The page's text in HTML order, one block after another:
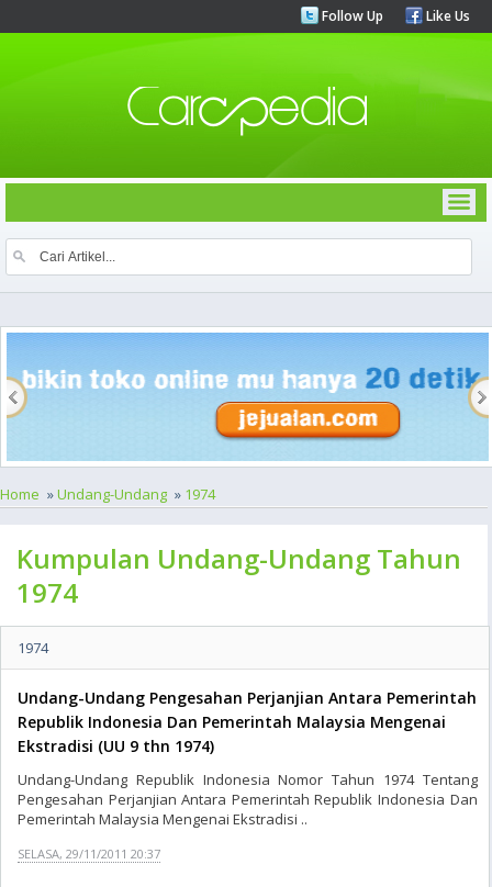
Follow Up Like Us
Home »Undang-Undang » 1974
Kumpulan Undang-Undang Tahun
1974
1974
Undang-Undang Pengesahan Perjanjian Antara Pemerintah
Republik Indonesia Dan Pemerintah Malaysia Mengenai
Ekstradisi (UU 9 thn 1974)
Undang-Undang Republik Indonesia Nomor Tahun 1974 Tentang
Pengesahan Perjanjian Antara Pemerintah Republik Indonesia Dan
Pemerintah Malaysia Mengenai Ekstradisi ..
SELASA, 29/11/2011 20:37